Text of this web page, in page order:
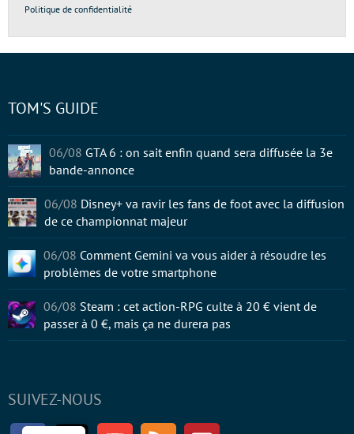
Politique de confidentialité
SUIVEZ-NOUS
FacebookTwitter Youtube RSS Newsletter
TOM'S GUIDE
06/08 GTA 6 : on sait enfin quand sera diffusée la 3e
bande-annonce
06/08 Disney+ va ravir les fans de foot avec la diffusion
de ce championnat majeur
06/08 Comment Gemini va vous aider à résoudre les
problèmes de votre smartphone
06/08 Steam : cet action-RPG culte à 20 € vient de
passer à 0 €, mais ça ne durera pas